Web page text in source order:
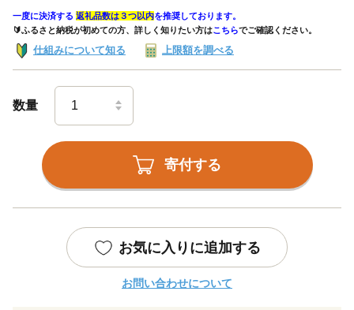
一度に決済する 返礼品数は３つ以内を推奨しております。
🔰ふるさと納税が初めての方、詳しく知りたい方はこちらでご確認ください。
仕組みについて知る 上限額を調べる
数量
寄付する
お気に入りに追加する
お問い合わせについて